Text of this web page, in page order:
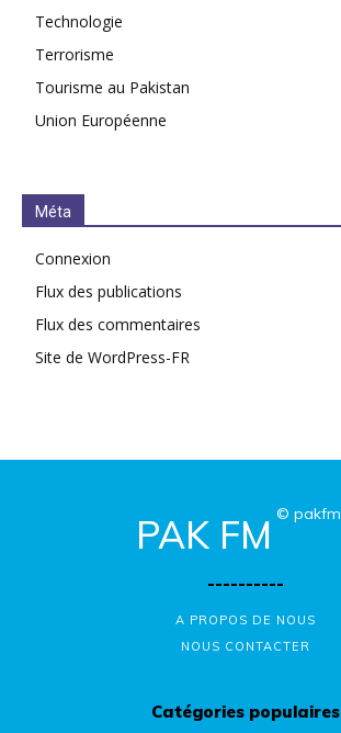
Technologie
Terrorisme
Tourisme au Pakistan
Union Européenne
Méta
Connexion
Flux des publications
Flux des commentaires
Site de WordPress-FR
PAK FM ©
----------
A PROPOS DE NOUS
NOUS CONTACTER
Catégories populaires